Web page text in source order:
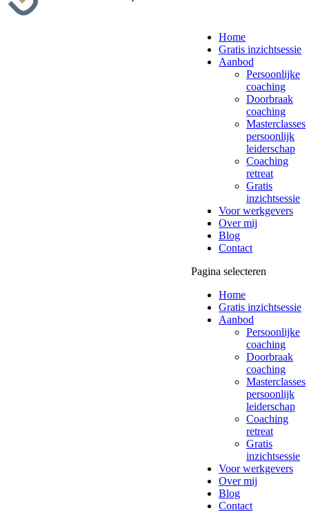
Home
Gratis inzichtsessie
Aanbod
Persoonlijke
coaching
Doorbraak
coaching
Masterclasses
persoonlijk
leiderschap
Coaching
retreat
Gratis
inzichtsessie
Voor werkgevers
Over mij
Blog
Contact
Pagina selecteren
Home
Gratis inzichtsessie
Aanbod
Persoonlijke
coaching
Doorbraak
coaching
Masterclasses
persoonlijk
leiderschap
Coaching
retreat
Gratis
inzichtsessie
Voor werkgevers
Over mij
Blog
Contact